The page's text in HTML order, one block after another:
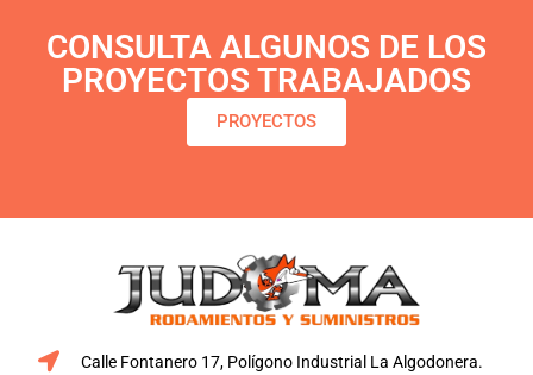
CONSULTA ALGUNOS DE LOS
PROYECTOS TRABAJADOS
PROYECTOS
Calle Fontanero 17, Polígono Industrial La Algodonera.